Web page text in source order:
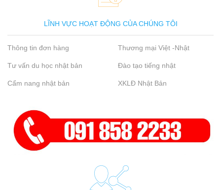
LĨNH VỰC HOẠT ĐỘNG CỦA CHÚNG TÔI
Thông tin đơn hàng Thương mại Việt -Nhật
Tư vấn du học nhật bản Đào tạo tiếng nhật
Cẩm nang nhật bản XKLĐ Nhật Bản